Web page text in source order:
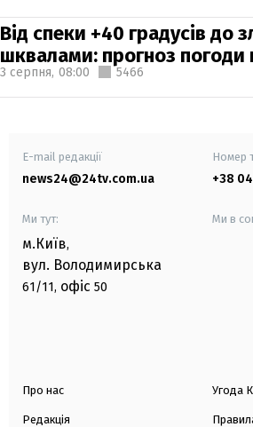
Від спеки +40 градусів до
шквалами: прогноз погоди
3 серпня, 08:00 5466
E-mail редакції
news24@24tv.com.ua
Номер
+38
Ми тут:
м.Київ,
вул. Володимирська
61/11, офіс 50
Ми в
Про нас
Редакція
Угода